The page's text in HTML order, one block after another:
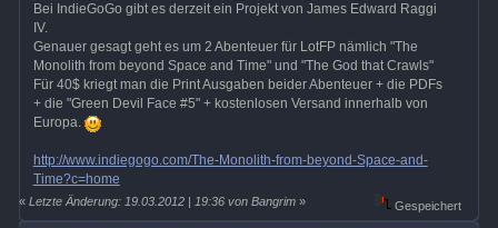
Bei IndieGoGo gibt es derzeit ein Projekt von James Edward Raggi
IV.
Genauer gesagt geht es um 2 Abenteuer für LotFP nämlich "The
Monolith from beyond Space and Time" und "The God that Crawls"
Für 40$ kriegt man die Print Ausgaben beider Abenteuer + die PDFs
+ die "Green Devil Face #5" + kostenlosen Versand innerhalb von
Europa.
http://www.indiegogo.com/The-Monolith-from-beyond-Space-and-
Time?c=home
«Letzte Änderung: 19.03.2012 | 19:36 von Bangrim » Gespeichert